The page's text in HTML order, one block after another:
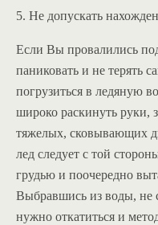
5. Не допускать
Если Вы провалились
паниковать и не терять
погрузиться в ледяную
широко раскинуть руки,
тяжелых, сковывающих
лед следует с той
грудью и поочередно
Выбравшись из воды, не
нужно откатиться и